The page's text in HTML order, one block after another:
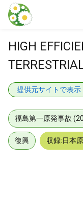
本文に飛ぶ
HIGH
提供元サイトで表示
福島第一原発事故
復興 収録:日本